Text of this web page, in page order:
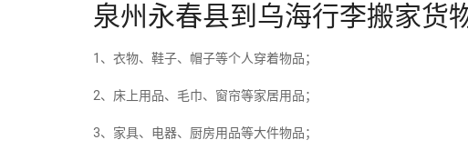
泉州永春县到乌海行李搬家货
1、衣物、鞋子、帽子等个人穿着物品；
2、床上用品、毛巾、窗帘等家居用品；
3、家具、电器、厨房用品等大件物品；